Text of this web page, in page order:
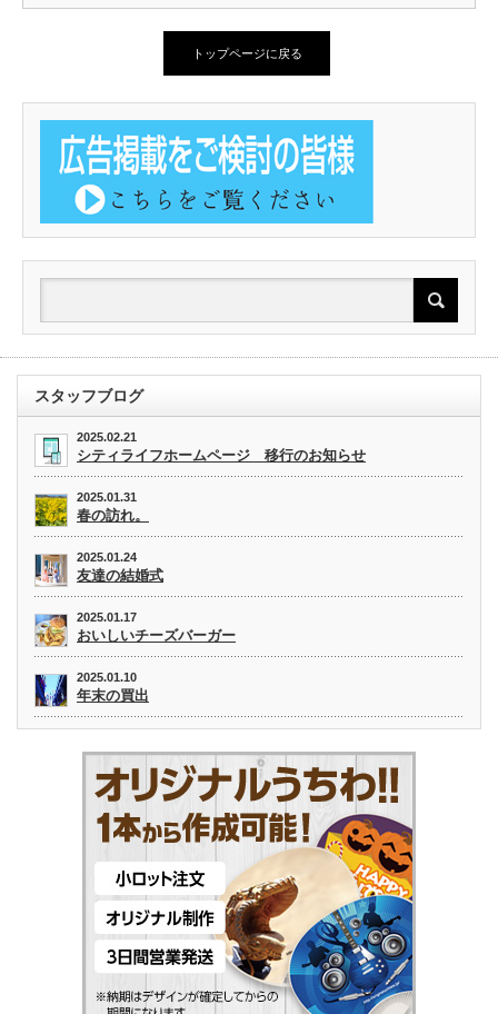
トップページに戻る
スタッフブログ
2025.02.21
シティライフホームページ 移行のお知らせ
2025.01.31
春の訪れ。
2025.01.24
友達の結婚式
2025.01.17
おいしいチーズバーガー
2025.01.10
年末の買出